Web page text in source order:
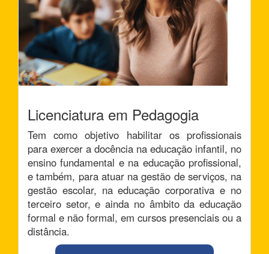
Licenciatura em Pedagogia
Tem como objetivo habilitar os profissionais
para exercer a docência na educação infantil, no
ensino fundamental e na educação profissional,
e também, para atuar na gestão de serviços, na
gestão escolar, na educação corporativa e no
terceiro setor, e ainda no âmbito da educação
formal e não formal, em cursos presenciais ou a
distância.